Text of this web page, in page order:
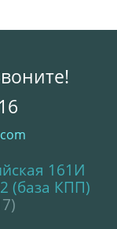
161И
(база КПП)